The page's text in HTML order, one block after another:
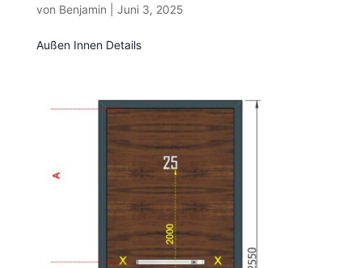
von Benjamin Juni 3, 2025
Außen Innen Details